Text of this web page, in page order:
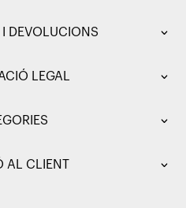
DEVOLUCIONS
LEGAL
AL CLIENT